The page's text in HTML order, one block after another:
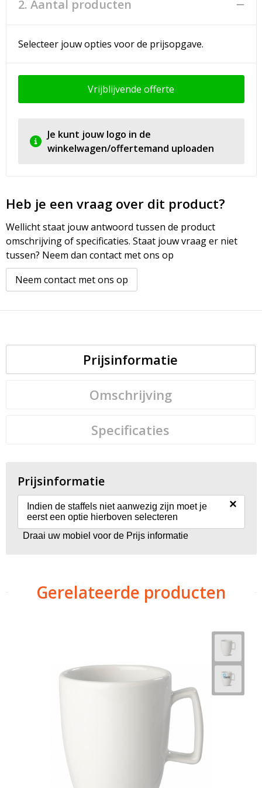
2. Aantal producten
Selecteer jouw opties voor de prijsopgave.
Vrijblijvende offerte
Je kunt jouw logo in de
winkelwagen/offertemand uploaden
Heb je een vraag over dit product?
Wellicht staat jouw antwoord tussen de product
omschrijving of specificaties. Staat jouw vraag er niet
tussen? Neem dan contact met ons op
Neem contact met ons op
Prijsinformatie
Omschrijving
Specificaties
Prijsinformatie
Indien de staffels niet aanwezig zijn moet je
eerst een optie hierboven selecteren
×
Draai uw mobiel voor de Prijs informatie
Gerelateerde producten